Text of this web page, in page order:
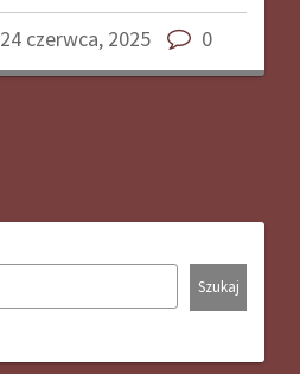
24 czerwca, 2025 0
Szukaj